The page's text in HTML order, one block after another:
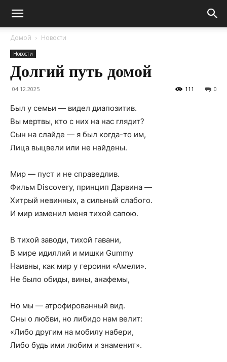
Домой Новости
Новости
Долгий путь домой
04.12.2025 0
111
Был у семьи — видел диапозитив.
Вы мертвы, кто с них на нас глядит?
Сын на слайде — я был когда-то им,
Лица выцвели или не найдены.
Мир — пуст и не справедлив.
Фильм Discovery, принцип Дарвина —
Хитрый невинных, а сильный слабого.
И мир изменил меня тихой сапою.
В тихой заводи, тихой гавани,
В мире идиллий и мишки Gummy
Наивны, как мир у героини «Амели».
Не было обиды, вины, анафемы,
Но мы — атрофированный вид.
Сны о любви, но либидо нам велит:
«Либо другим на мобилу набери,
Либо будь ими любим и знаменит».